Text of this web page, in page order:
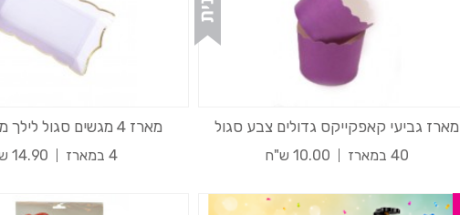
מארז גביעי קאפקייקס גדולים צבע סגול
40 במארז 10.00 ש"ח
מארז 4 מגשים סגול לילך מוטבע זהב
4 במארז 14.90 ש"ח